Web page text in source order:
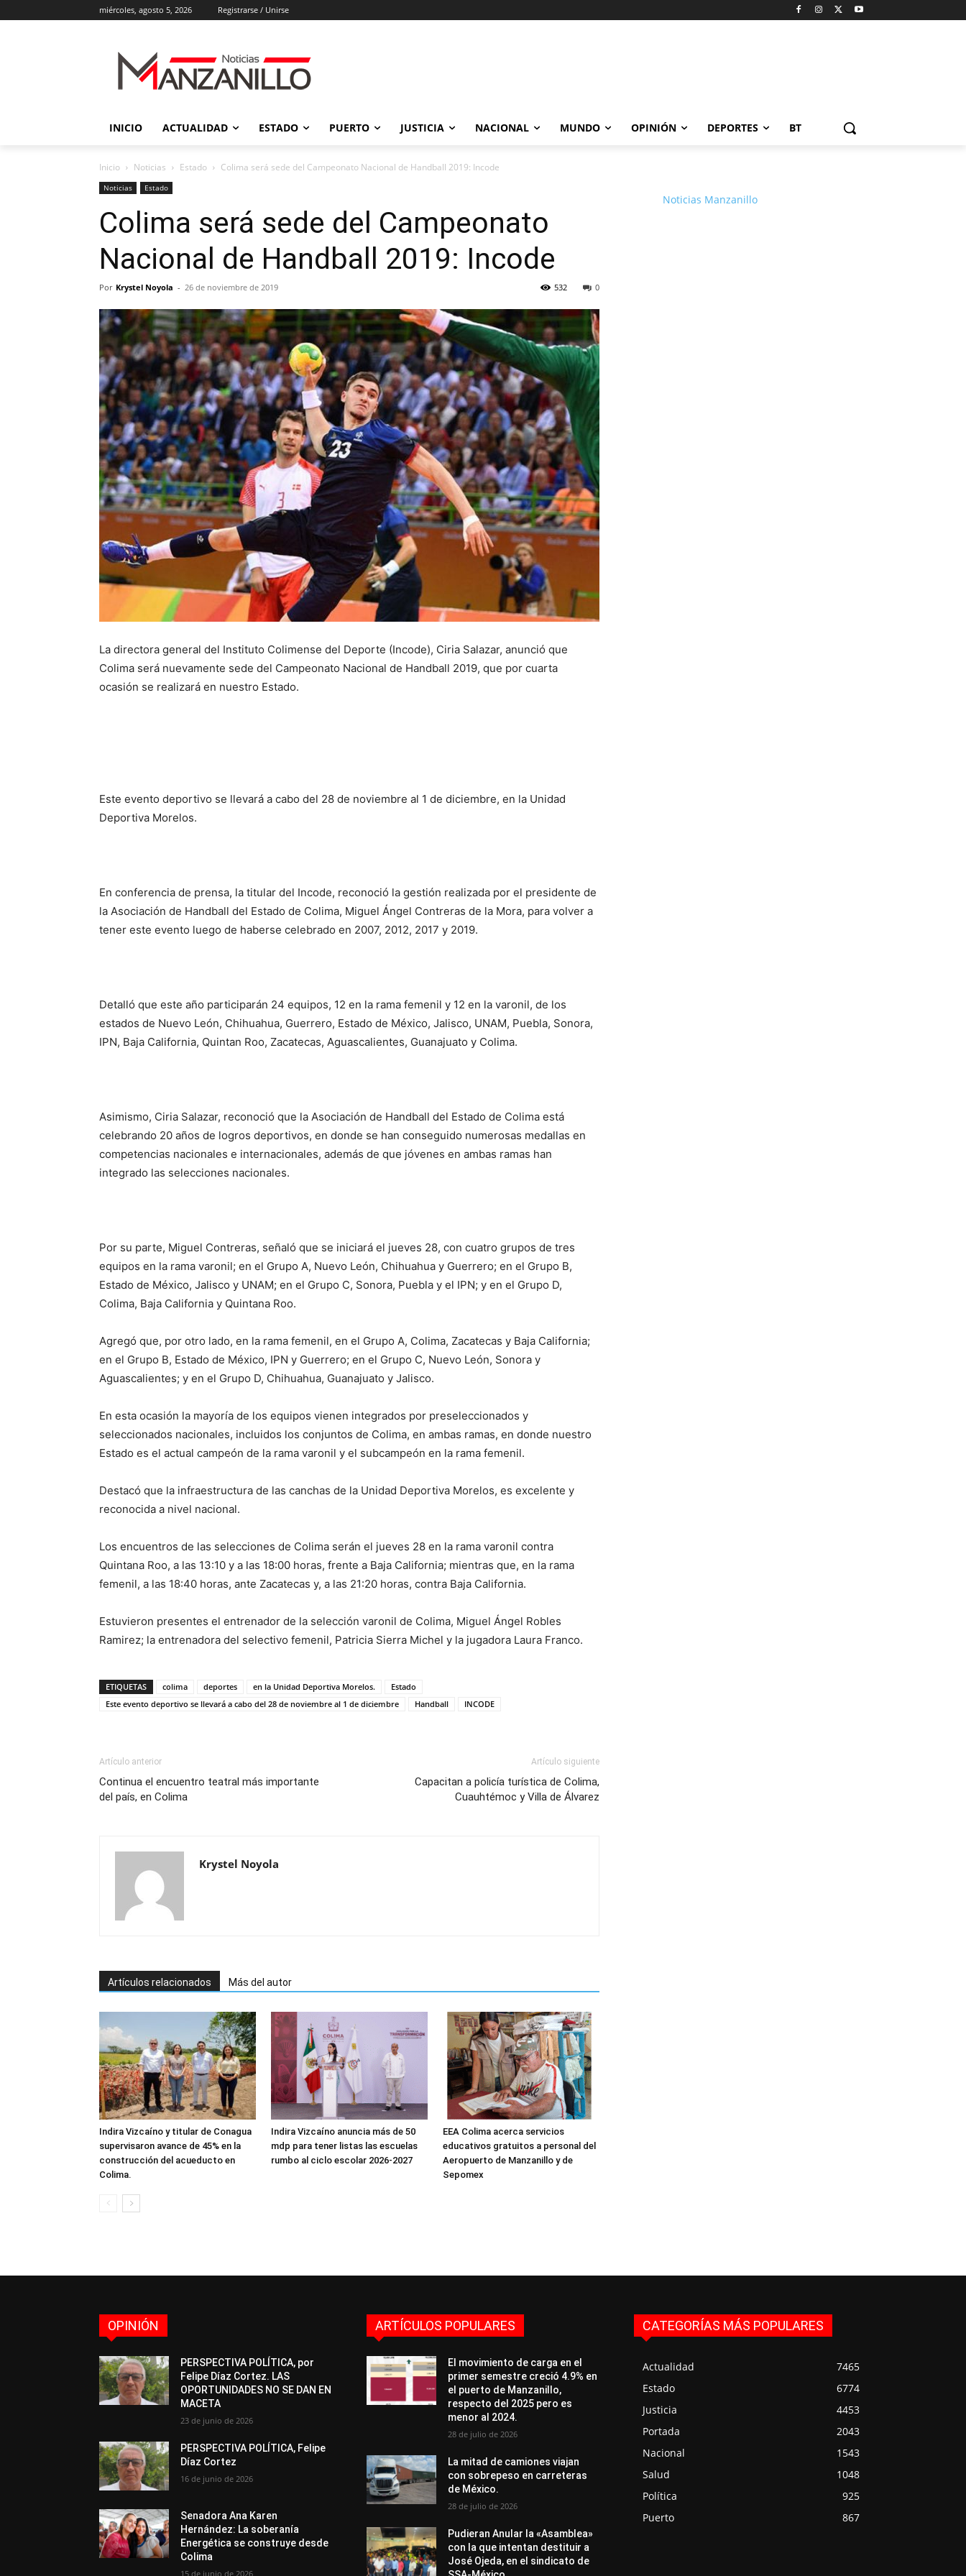
miércoles, agosto 5, 2026 Registrarse / Unirse
INICIO ACTUALIDAD ESTADO PUERTO JUSTICIA NACIONAL MUNDO OPINIÓN DEPORTES BT
Inicio Noticias Estado Colima será sede del Campeonato Nacional de Handball 2019: Incode
Noticias Estado
Colima será sede del Campeonato
Nacional de Handball 2019: Incode
Por Krystel Noyola - 26 de noviembre de 2019 0
532
La directora general del Instituto Colimense del Deporte (Incode), Ciria Salazar, anunció que
Colima será nuevamente sede del Campeonato Nacional de Handball 2019, que por cuarta
ocasión se realizará en nuestro Estado.
Este evento deportivo se llevará a cabo del 28 de noviembre al 1 de diciembre, en la Unidad
Deportiva Morelos.
En conferencia de prensa, la titular del Incode, reconoció la gestión realizada por el presidente de
la Asociación de Handball del Estado de Colima, Miguel Ángel Contreras de la Mora, para volver a
tener este evento luego de haberse celebrado en 2007, 2012, 2017 y 2019.
Detalló que este año participarán 24 equipos, 12 en la rama femenil y 12 en la varonil, de los
estados de Nuevo León, Chihuahua, Guerrero, Estado de México, Jalisco, UNAM, Puebla, Sonora,
IPN, Baja California, Quintan Roo, Zacatecas, Aguascalientes, Guanajuato y Colima.
Asimismo, Ciria Salazar, reconoció que la Asociación de Handball del Estado de Colima está
celebrando 20 años de logros deportivos, en donde se han conseguido numerosas medallas en
competencias nacionales e internacionales, además de que jóvenes en ambas ramas han
integrado las selecciones nacionales.
Por su parte, Miguel Contreras, señaló que se iniciará el jueves 28, con cuatro grupos de tres
equipos en la rama varonil; en el Grupo A, Nuevo León, Chihuahua y Guerrero; en el Grupo B,
Estado de México, Jalisco y UNAM; en el Grupo C, Sonora, Puebla y el IPN; y en el Grupo D,
Colima, Baja California y Quintana Roo.
Agregó que, por otro lado, en la rama femenil, en el Grupo A, Colima, Zacatecas y Baja California;
en el Grupo B, Estado de México, IPN y Guerrero; en el Grupo C, Nuevo León, Sonora y
Aguascalientes; y en el Grupo D, Chihuahua, Guanajuato y Jalisco.
En esta ocasión la mayoría de los equipos vienen integrados por preseleccionados y
seleccionados nacionales, incluidos los conjuntos de Colima, en ambas ramas, en donde nuestro
Estado es el actual campeón de la rama varonil y el subcampeón en la rama femenil.
Destacó que la infraestructura de las canchas de la Unidad Deportiva Morelos, es excelente y
reconocida a nivel nacional.
Los encuentros de las selecciones de Colima serán el jueves 28 en la rama varonil contra
Quintana Roo, a las 13:10 y a las 18:00 horas, frente a Baja California; mientras que, en la rama
femenil, a las 18:40 horas, ante Zacatecas y, a las 21:20 horas, contra Baja California.
Estuvieron presentes el entrenador de la selección varonil de Colima, Miguel Ángel Robles
Ramirez; la entrenadora del selectivo femenil, Patricia Sierra Michel y la jugadora Laura Franco.
ETIQUETAS colima deportes en la Unidad Deportiva Morelos.
Estado
Este evento deportivo se llevará a cabo del 28 de noviembre al 1 de diciembre
Handball INCODE
Artículo anterior
Continua el encuentro teatral más importante
del país, en Colima
Artículo siguiente
Capacitan a policía turística de Colima,
Cuauhtémoc y Villa de Álvarez
Krystel Noyola
Artículos relacionados Más del autor
Indira Vizcaíno y titular de Conagua
supervisaron avance de 45% en la
construcción del acueducto en
Colima.
Indira Vizcaíno anuncia más de 50
mdp para tener listas las escuelas
rumbo al ciclo escolar 2026-2027
EEA Colima acerca servicios
educativos gratuitos a personal del
Aeropuerto de Manzanillo y de
Sepomex
Noticias Manzanillo
OPINIÓN
PERSPECTIVA POLÍTICA, por
Felipe Díaz Cortez. LAS
OPORTUNIDADES NO SE DAN EN
MACETA
23 de junio de 2026
PERSPECTIVA POLÍTICA, Felipe
Díaz Cortez
16 de junio de 2026
Senadora Ana Karen
Hernández: La soberanía
Energética se construye desde
Colima
15 de junio de 2026
ARTÍCULOS POPULARES
El movimiento de carga en el
primer semestre creció 4.9% en
el puerto de Manzanillo,
respecto del 2025 pero es
menor al 2024.
28 de julio de 2026
La mitad de camiones viajan
con sobrepeso en carreteras
de México.
28 de julio de 2026
Pudieran Anular la «Asamblea»
con la que intentan destituir a
José Ojeda, en el sindicato de
CATEGORÍAS MÁS POPULARES
Actualidad
7465
Estado
6774
Justicia
4453
Portada
2043
Nacional
1543
Salud
1048
Política
925
Puerto
867